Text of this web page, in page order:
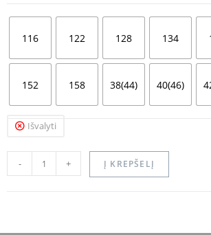
116 122 128 134
152 158 38(44) 40(46)
Išvalyti
- + Į KREPŠELĮ